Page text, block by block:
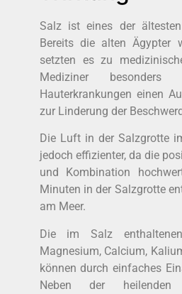
Salz ist eines der
Bereits die alten Ägypter
setzten es zu
Mediziner
Hauterkrankungen einen
zur Linderung der
Die Luft in der Salzgrotte
jedoch effizienter, da die
und Kombination
Minuten in der Salzgrotte
am Meer.
Die im Salz
Magnesium, Calcium,
können durch einfaches
Neben der